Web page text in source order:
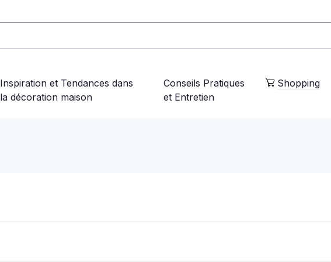
Inspiration et Tendances dans
la décoration maison
Conseils Pratiques
et Entretien
Shopping